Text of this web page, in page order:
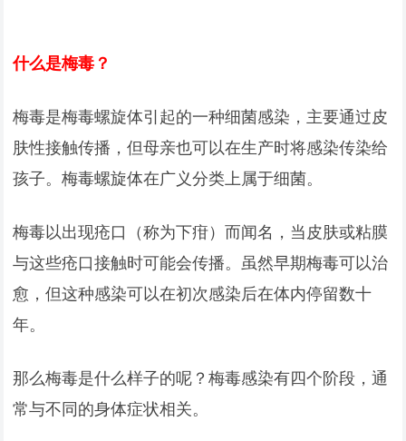
什么是梅毒？
梅毒是梅毒螺旋体引起的一种细菌感染，主要通过皮
肤性接触传播，但母亲也可以在生产时将感染传染给
孩子。梅毒螺旋体在广义分类上属于细菌。
梅毒以出现疮口（称为下疳）而闻名，当皮肤或粘膜
与这些疮口接触时可能会传播。虽然早期梅毒可以治
愈，但这种感染可以在初次感染后在体内停留数十
年。
那么梅毒是什么样子的呢？梅毒感染有四个阶段，通
常与不同的身体症状相关。